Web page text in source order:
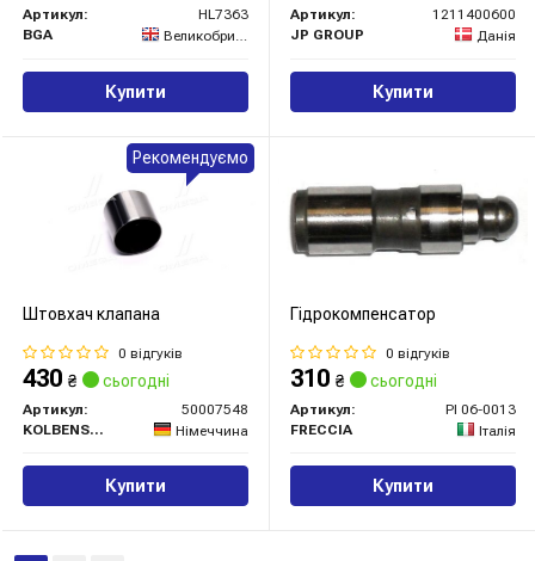
Артикул:
HL7363
BGA
Великобританія
Купити
Артикул:
1211400600
JP GROUP
Данія
Купити
Штовхач клапана
0 відгуків
430 ₴ сьогодні
Артикул:
50007548
KOLBENSCHMIDT
Німеччина
Купити
Рекомендуємо
Гідрокомпенсатор
0 відгуків
310 ₴ сьогодні
Артикул:
PI 06-0013
FRECCIA
Італія
Купити